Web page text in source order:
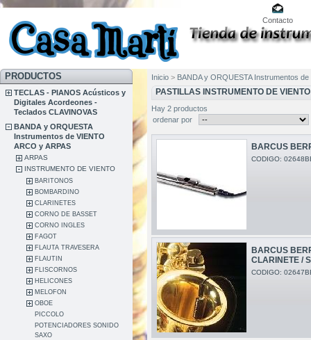
Contacto
PRODUCTOS
TECLAS - PIANOS Acústicos y
Digitales Acordeones -
Teclados CLAVINOVAS
BANDA y ORQUESTA
Instrumentos de VIENTO
ARCO y ARPAS
ARPAS
INSTRUMENTO DE VIENTO
BARITONOS
BOMBARDINO
CLARINETES
CORNO DE BASSET
CORNO INGLES
FAGOT
FLAUTA TRAVESERA
FLAUTIN
FLISCORNOS
HELICONES
MELOFON
OBOE
PICCOLO
POTENCIADORES SONIDO
SAXO
Inicio > BANDA y ORQUESTA Instrumentos
PASTILLAS INSTRUMENTO DE VIENTO
Hay 2 productos
ordenar por
BARCUS
CODIGO:
BARCUS
CLARINETE /
CODIGO: